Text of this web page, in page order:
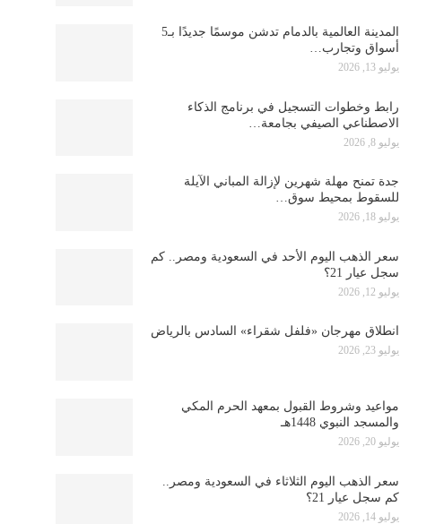
المدينة العالمية بالدمام تدشن موسمًا جديدًا بـ5
أسواق وتجارب…
يوليو 13, 2026
رابط وخطوات التسجيل في برنامج الذكاء
الاصطناعي الصيفي بجامعة…
يوليو 8, 2026
جدة تمنح مهلة شهرين لإزالة المباني الآيلة
للسقوط بمحيط سوق…
يوليو 18, 2026
سعر الذهب اليوم الأحد في السعودية ومصر.. كم
سجل عيار 21؟
يوليو 12, 2026
انطلاق مهرجان «فلفل شقراء» السادس بالرياض
يوليو 23, 2026
مواعيد وشروط القبول بمعهد الحرم المكي
والمسجد النبوي 1448هـ
يوليو 20, 2026
سعر الذهب اليوم الثلاثاء في السعودية ومصر..
كم سجل عيار 21؟
يوليو 14, 2026